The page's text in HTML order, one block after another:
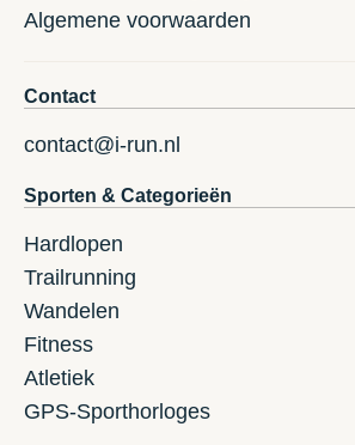
Algemene voorwaarden
Contact
contact@i-run.nl
Sporten & Categorieën
Hardlopen
Trailrunning
Wandelen
Fitness
Atletiek
GPS-Sporthorloges